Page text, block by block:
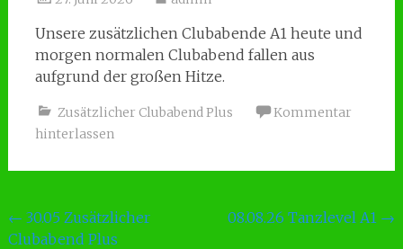
Unsere zusätzlichen Clubabende A1 heute und
morgen normalen Clubabend fallen aus
aufgrund der großen Hitze.
Zusätzlicher Clubabend Plus
Kommentar
hinterlassen
Beitragsnavigation
← 30.05 Zusätzlicher
Clubabend Plus
08.08.26 Tanzlevel A1 →